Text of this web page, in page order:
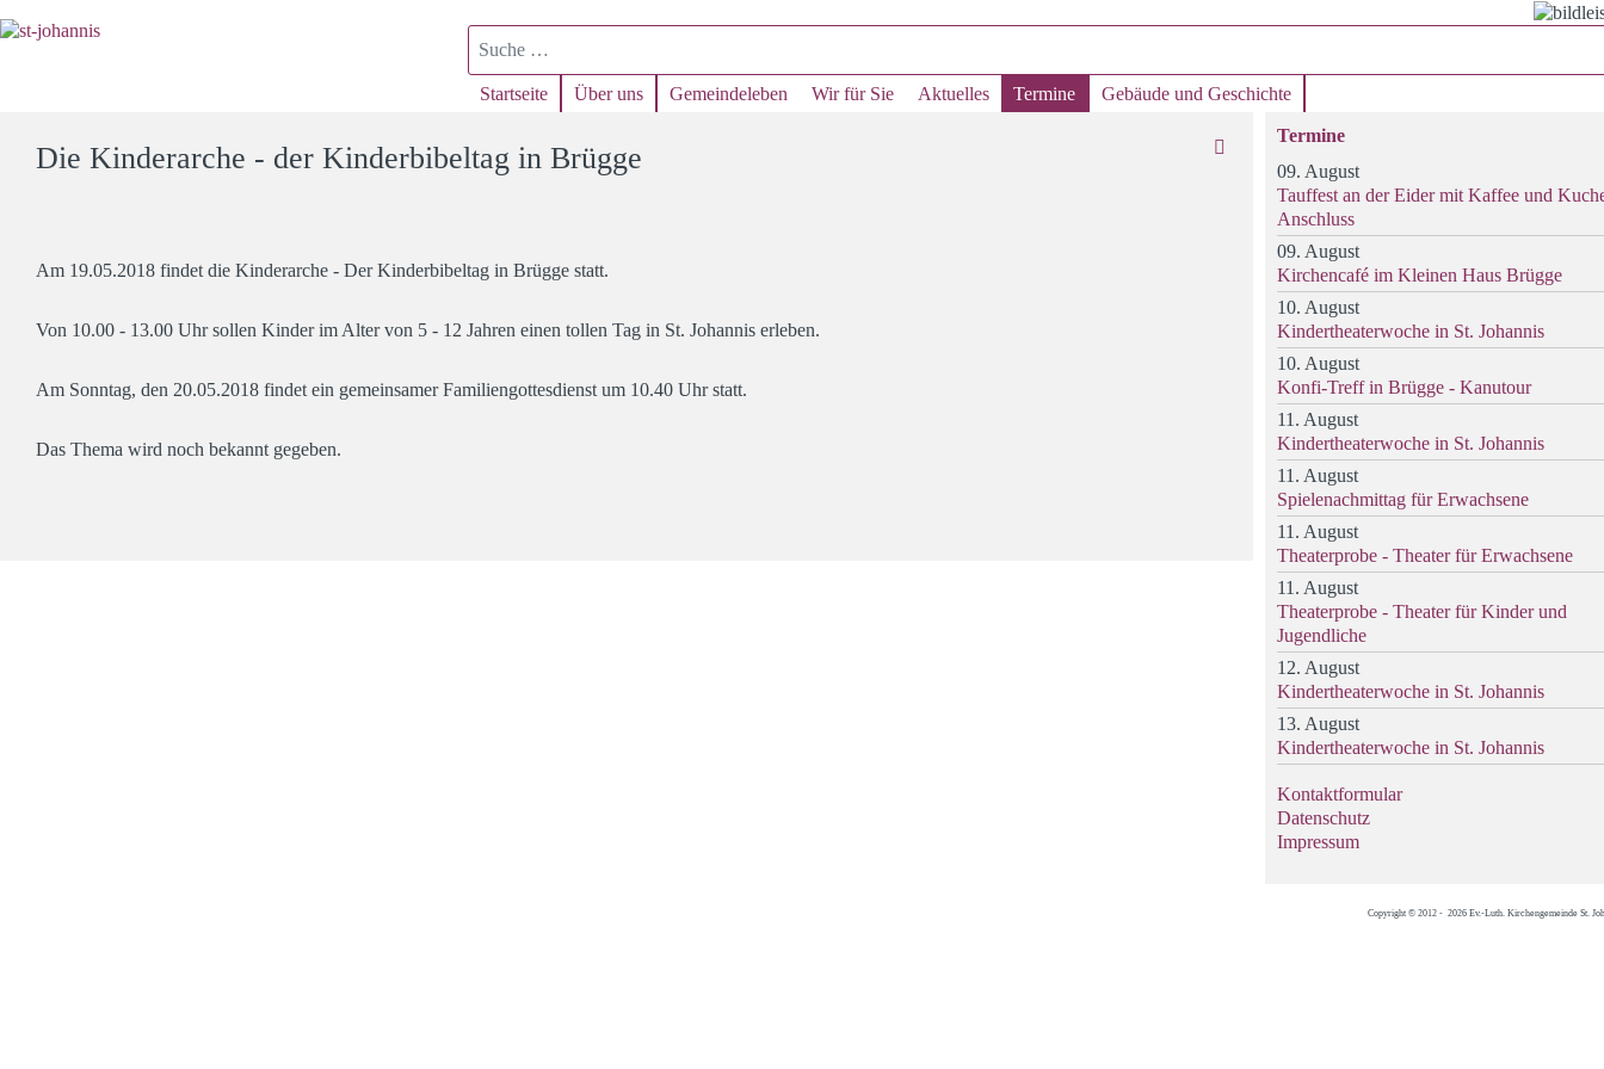
Suchen
Startseite Über uns Gemeindeleben Wir für Sie Aktuelles Termine Gebäude und Geschichte
Die Kinderarche - der Kinderbibeltag in Brügge
Am 19.05.2018 findet die Kinderarche - Der Kinderbibeltag in Brügge statt.
Von 10.00 - 13.00 Uhr sollen Kinder im Alter von 5 - 12 Jahren einen tollen Tag in St. Johannis erleben.
Am Sonntag, den 20.05.2018 findet ein gemeinsamer Familiengottesdienst um 10.40 Uhr statt.
Das Thema wird noch bekannt gegeben.
Termine
09. August
Tauffest an der Eider mit Kaffee und
Anschluss
09. August
Kirchencafé im Kleinen Haus Brügge
10. August
Kindertheaterwoche in St. Johannis
10. August
Konfi-Treff in Brügge - Kanutour
11. August
Kindertheaterwoche in St. Johannis
11. August
Spielenachmittag für Erwachsene
11. August
Theaterprobe - Theater für Erwachsene
11. August
Theaterprobe - Theater für Kinder und
Jugendliche
12. August
Kindertheaterwoche in St. Johannis
13. August
Kindertheaterwoche in St. Johannis
Kontaktformular
Datenschutz
Impressum
Copyright © 2012 - 2026 Ev.-Luth. Kirchengemeinde St.